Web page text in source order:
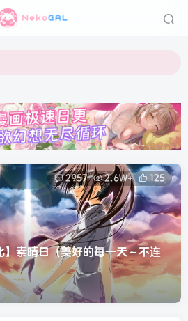
】素晴日（美好的每一天～不连
2957 2.6W+ 125